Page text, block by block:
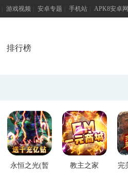
游戏视频 安卓专题 手机站 APK8安卓网
排行榜
永恒之光(暂
教主之家
完